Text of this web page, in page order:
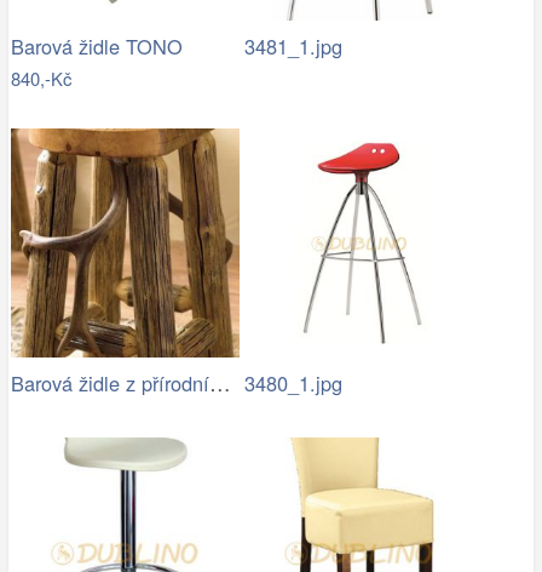
Barová židle TONO
840,-Kč
3481_1.jpg
Barová židle z přírodního dřeva 3480_1.jpg